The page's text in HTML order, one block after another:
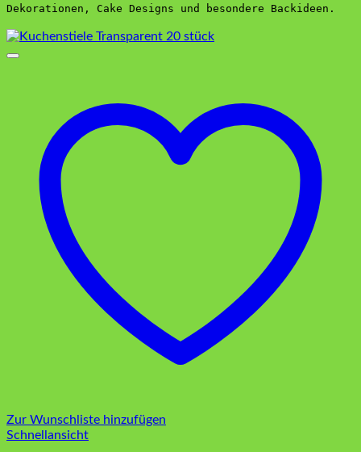
Dekorationen, Cake Designs und besondere Backideen.
Zur Wunschliste hinzufügen
Schnellansicht